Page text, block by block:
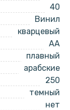
40
Винил
кварцевый
AA
плавный
арабские
250
темный
нет